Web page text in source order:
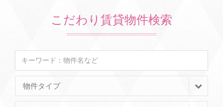
こだわり賃貸物件検索
物件タイプ